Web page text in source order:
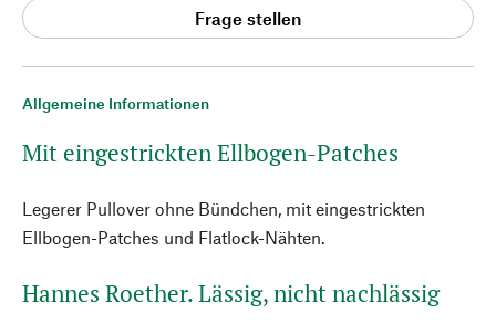
Allgemeine Informationen
Mit eingestrickten Ellbogen-Patches
Legerer Pullover ohne Bündchen, mit eingestrickten
Ellbogen-Patches und Flatlock-Nähten.
Hannes Roether. Lässig, nicht nachlässig
Frage stellen